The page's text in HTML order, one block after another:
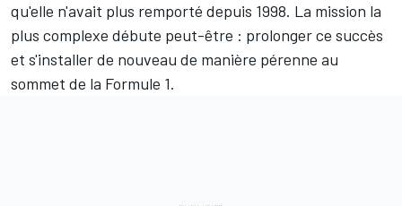
qu'elle n'avait plus remporté depuis 1998. La mission la
plus complexe débute peut-être : prolonger ce succès
et s'installer de nouveau de manière pérenne au
sommet de la Formule 1.